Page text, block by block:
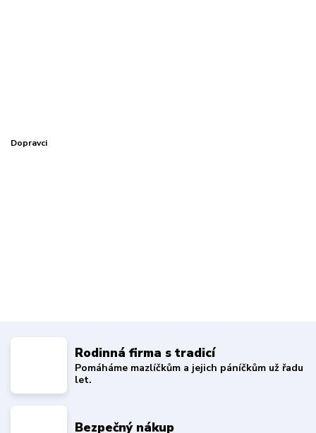
Dopravci
Rodinná firma s tradicí
Pomáháme mazlíčkům a jejich páníčkům už řadu
let.
Bezpečný nákup